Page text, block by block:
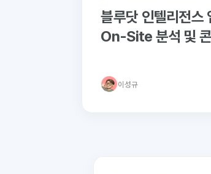
블루닷 인텔리전스
On-Site 분석 및
이성규